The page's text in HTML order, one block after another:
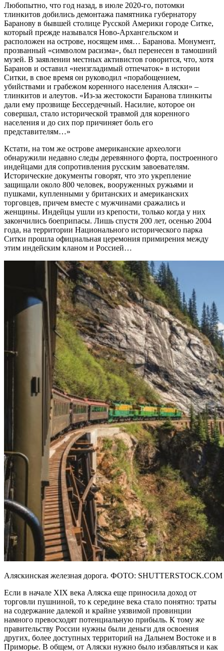
Любопытно, что год назад, в июле 2020-го, потомки
тлинкитов добились демонтажа памятника губернатору
Баранову в бывшей столице Русской Америки городе Ситке,
который прежде назывался Ново-Архангельском и
расположен на острове, носящем имя… Баранова. Монумент,
прозванный «символом расизма», был перенесен в тамошний
музей. В заявлении местных активистов говорится, что, хотя
Баранов и оставил «неизгладимый отпечаток» в истории
Ситки, в свое время он руководил «порабощением,
убийствами и грабежом коренного населения Аляски» –
тлинкитов и алеутов. «Из-за жестокости Баранова тлинкиты
дали ему прозвище Бессердечный. Насилие, которое он
совершал, стало исторической травмой для коренного
населения и до сих пор причиняет боль его
представителям…»
Кстати, на том же острове американские археологи
обнаружили недавно следы деревянного форта, построенного
индейцами для сопротивления русским завоевателям.
Исторические документы говорят, что это укрепление
защищали около 800 человек, вооруженных ружьями и
пушками, купленными у британских и американских
торговцев, причем вместе с мужчинами сражались и
женщины. Индейцы ушли из крепости, только когда у них
закончились боеприпасы. Лишь спустя 200 лет, осенью 2004
года, на территории Национального исторического парка
Ситки прошла официальная церемония примирения между
этим индейским кланом и Россией…
Аляскинская железная дорога. ФОТО: SHUTTERSTOCK.COM
Если в начале XIX века Аляска еще приносила доход от
торговли пушниной, то к середине века стало понятно: траты
на содержание далекой и крайне уязвимой провинции
намного превосходят потенциальную прибыль. К тому же
правительству России нужны были деньги для освоения
других, более доступных территорий на Дальнем Востоке и в
Приморье. В общем, от Аляски нужно было избавляться и как